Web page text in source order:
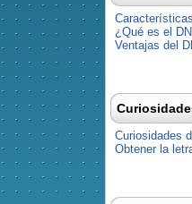
¿Qué es el
Ventajas del
Curiosidades
Obtener la